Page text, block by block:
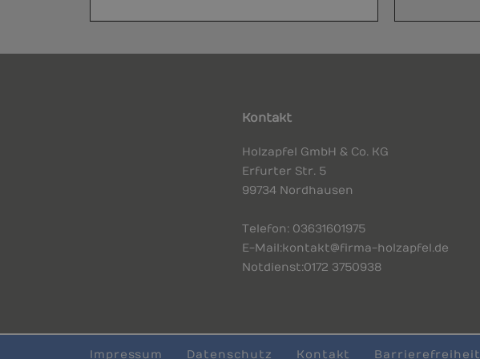
Kontakt
Holzapfel GmbH & Co. KG
Erfurter Str. 5
99734 Nordhausen
Telefon: 03631 601975
E-Mail:kontakt@firma-holzapfel.de
Notdienst:0172 3750938
Impressum Datenschutz Kontakt Barrierefreiheit